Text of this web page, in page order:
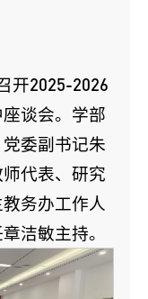
开2025-2026
谈会。学部
委副书记朱
代表、研究
务办工作人
洁敏主持。